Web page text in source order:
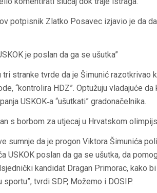
potpisnik Zlatko Posavec izjavio je da
je poslan da ga se ušutka”
tri stranke tvrde da je Šimunić razotkrivao
“kontrolira HDZ”. Optužuju vladajuće
USKOK‑a “ušutkati” gradonačelnika.
s borbom za utjecaj u Hrvatskom
sumnje da je progon Viktora Šimunića
USKOK poslan da ga se ušutka, da
kandidat Dragan Primorac, kako
tvrdi SDP, Možemo i DOSIP.